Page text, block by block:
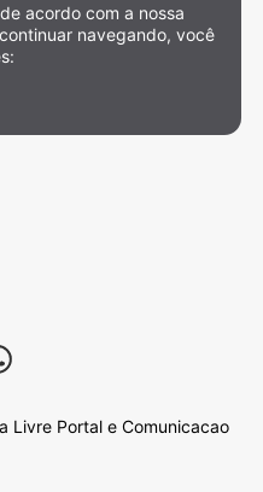
Whatsapp
Livre Portal e Comunicacao
acordo com a nossa
navegando, você